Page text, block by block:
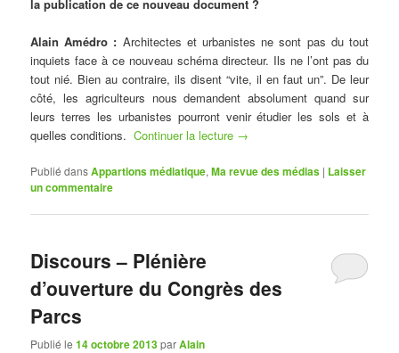
la publication de ce nouveau document ?
Alain Amédro : Architectes et urbanistes ne sont pas du tout
inquiets face à ce nouveau schéma directeur. Ils ne l’ont pas du
tout nié. Bien au contraire, ils disent “vite, il en faut un”. De leur
côté, les agriculteurs nous demandent absolument quand sur
leurs terres les urbanistes pourront venir étudier les sols et à
quelles conditions.Continuer la lecture →
Publié dansAppartions médiatique,Ma revue des médias | Laisser
un commentaire
Discours – Plénière
d’ouverture du Congrès des
Parcs
Publié le14 octobre 2013parAlain